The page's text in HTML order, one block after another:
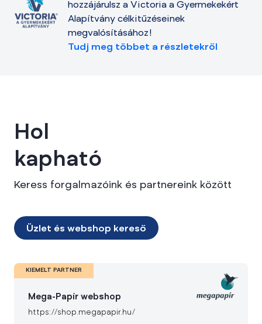
hozzájárulsz a Victoria a Gyermekekért
Alapítvány célkitűzéseinek
megvalósításához!
Tudj meg többet a részletekről
Hol
kapható
Keress forgalmazóink és partnereink között
Üzlet és webshop kereső
KIEMELT PARTNER
Mega-Papír webshop
https://shop.megapapir.hu/